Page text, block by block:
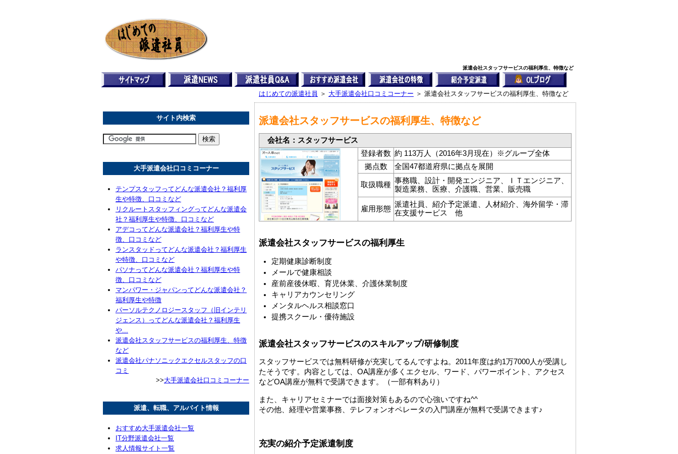
派遣会社スタッフサービスの福利厚生、特徴など
はじめての派遣社員 ＞ 大手派遣会社口コミコーナー ＞ 派遣会社スタッフサービスの福利厚生、特徴など
派遣会社スタッフサービスの福利厚生、特徴など
会社名：スタッフサービス
登録者数 約 113万人（2016年3月現在）※グループ全体
拠点数
全国47都道府県に拠点を展開
取扱職種 事務職、設計・開発エンジニア、ＩＴエンジニア、
製造業務、医療、介護職、営業、販売職
雇用形態
派遣社員、紹介予定派遣、人材紹介、海外留学・滞
在支援サービス 他
派遣会社スタッフサービスの福利厚生
定期健康診断制度
メールで健康相談
産前産後休暇、育児休業、介護休業制度
キャリアカウンセリング
メンタルヘルス相談窓口
提携スクール・優待施設
派遣会社スタッフサービスのスキルアップ/研修制度
スタッフサービスでは無料研修が充実してるんですよね。2011年度は約1万7000人が受講し
たそうです。内容としては、OA講座が多くエクセル、ワード、パワーポイント、アクセス
などOA講座が無料で受講できます。（一部有料あり）
また、キャリアセミナーでは面接対策もあるので心強いですね^^
その他、経理や営業事務、テレフォンオペレータの入門講座が無料で受講できます♪
充実の紹介予定派遣制度
サイト内検索
大手派遣会社口コミコーナー
テンプスタッフってどんな派遣会社？福利厚
生や特徴、口コミなど
リクルートスタッフィングってどんな派遣会
社？福利厚生や特徴、口コミなど
アデコってどんな派遣会社？福利厚生や特
徴、口コミなど
ランスタッドってどんな派遣会社？福利厚生
や特徴、口コミなど
パソナってどんな派遣会社？福利厚生や特
徴、口コミなど
マンパワー・ジャパンってどんな派遣会社？
福利厚生や特徴
パーソルテクノロジースタッフ（旧インテリ
ジェンス）ってどんな派遣会社？福利厚生
や...
派遣会社スタッフサービスの福利厚生、特徴
など
派遣会社パナソニックエクセルスタッフの口
コミ
>>大手派遣会社口コミコーナー
派遣、転職、アルバイト情報
おすすめ大手派遣会社一覧
IT分野派遣会社一覧
求人情報サイト一覧